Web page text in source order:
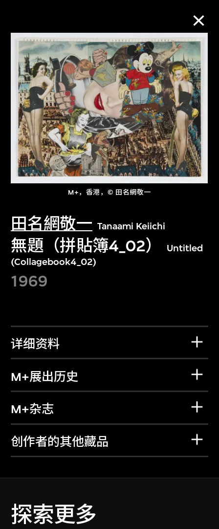
M+，香港，© 田名網敬一
田名網敬一 Tanaami Keiichi
無題（拼貼簿4_02）
Untitled
(Collagebook4_02)
1969
详细资料
M+展出历史
M+杂志
创作者的其他藏品
探索更多
M+藏品
进一步筛选 搜索
关于M+藏品
探索世界顶级的二十及二十一世纪视觉